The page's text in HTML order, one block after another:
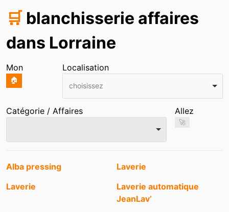
🛒 blanchisserie affaires
dans Lorraine
Mon
🏠
Localisation
choisissez
Catégorie / Affaires Allez
🚀
Entrées
Alba pressing
Laverie
Laverie
Laverie automatique
JeanLav’